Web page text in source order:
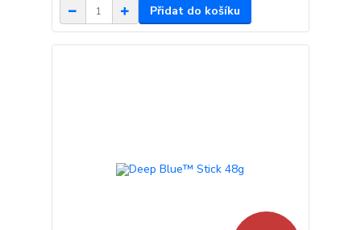
Přidat do košíku